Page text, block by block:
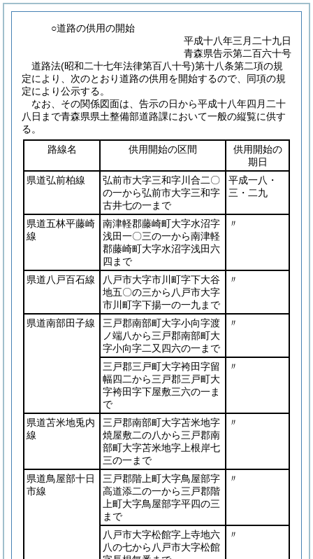
○道路の供用の開始
平成十八年三月二十九日
青森県告示第二百六十号
道路法(昭和二十七年法律第百八十号)第十八条第二項の規
定により、次のとおり道路の供用を開始するので、同項の規
定により公示する。
なお、その関係図面は、告示の日から平成十八年四月二十
八日まで青森県県土整備部道路課において一般の縦覧に供す
る。
路線名
供用開始の区間
供用開始の
期日
県道弘前柏線
弘前市大字三和字川合二〇
の一から弘前市大字三和字
古井七の一まで
平成一八・
三・二九
県道五林平藤崎
線
南津軽郡藤崎町大字水沼字
浅田一〇三の一から南津軽
郡藤崎町大字水沼字浅田六
四まで
〃
県道八戸百石線
八戸市大字市川町字下大谷
地五〇の三から八戸市大字
市川町字下揚一の一九まで
〃
県道南部田子線
三戸郡南部町大字小向字渡
ノ端八から三戸郡南部町大
字小向字二又四六の一まで
〃
三戸郡三戸町大字袴田字留
幅四二から三戸郡三戸町大
字袴田字下屋敷三六の一ま
で
〃
県道苫米地兎内
線
三戸郡南部町大字苫米地字
焼屋敷二の八から三戸郡南
部町大字苫米地字上根岸七
三の一まで
〃
県道鳥屋部十日
市線
三戸郡階上町大字鳥屋部字
高道添二の一から三戸郡階
上町大字鳥屋部字平四の三
まで
〃
八戸市大字松館字上寺地六
八の七から八戸市大字松館
〃